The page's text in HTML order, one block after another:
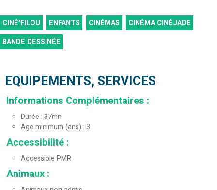
CINÉ'FILOU ENFANTS CINÉMAS
CINÉMA CINÉJADE
BANDE DESSINÉE
EQUIPEMENTS, SERVICES
Informations Complémentaires :
Durée 37mn
Age minimum (ans) 3
Accessibilité :
Accessible PMR
Animaux :